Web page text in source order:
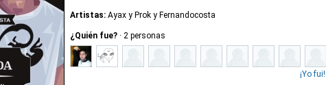
Artistas: Ayax y Prok y Fernandocosta
¿Quién fue? · 2 personas
¡Yo fui!